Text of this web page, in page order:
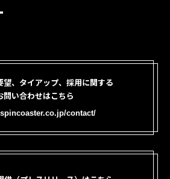
望、タイアップ、採用に関する
問い合わせはこちら
contact/